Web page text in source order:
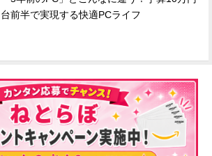
台前半で実現する快適PCライフ